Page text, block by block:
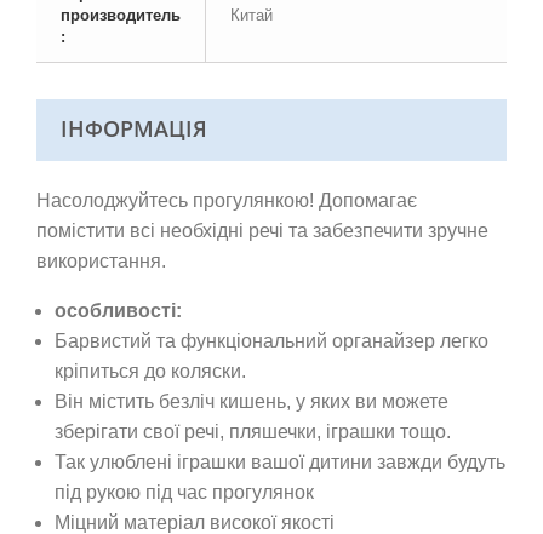
производитель
:
Китай
ІНФОРМАЦІЯ
Насолоджуйтесь прогулянкою! Допомагає
помістити всі необхідні речі та забезпечити зручне
використання.
особливості:
Барвистий та функціональний органайзер легко
кріпиться до коляски.
Він містить безліч кишень, у яких ви можете
зберігати свої речі, пляшечки, іграшки тощо.
Так улюблені іграшки вашої дитини завжди будуть
під рукою під час прогулянок
Міцний матеріал високої якості